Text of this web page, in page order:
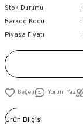
Stok Durumu
Barkod Kodu
Piyasa Fiyatı
Yorum Yaz
Ürün Bilgisi